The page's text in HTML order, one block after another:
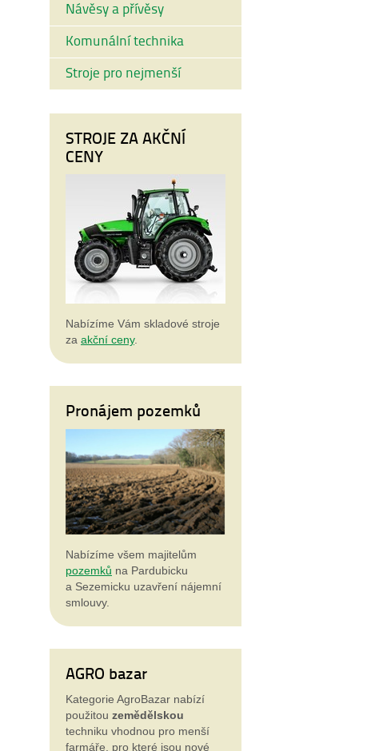
Návěsy a přívěsy
Komunální technika
Stroje pro nejmenší
STROJE ZA AKČNÍ
CENY
Nabízíme Vám skladové stroje
za akční ceny.
Pronájem pozemků
Nabízíme všem majitelům
pozemků na Pardubicku
a Sezemicku uzavření nájemní
smlouvy.
AGRO bazar
Kategorie AgroBazar nabízí
použitou zemědělskou
techniku vhodnou pro menší
farmáře, pro které jsou nové